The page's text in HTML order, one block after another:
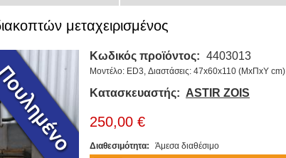
μεταχειρισμένος
Κωδικός προϊόντος: 4403013
Μοντέλο: ED3, Διαστάσεις: 47x60x110 (ΜxΠxΥ cm)
Κατασκευαστής: ASTIR ZOIS
250,00 €
Διαθεσιμότητα: Άμεσα διαθέσιμο